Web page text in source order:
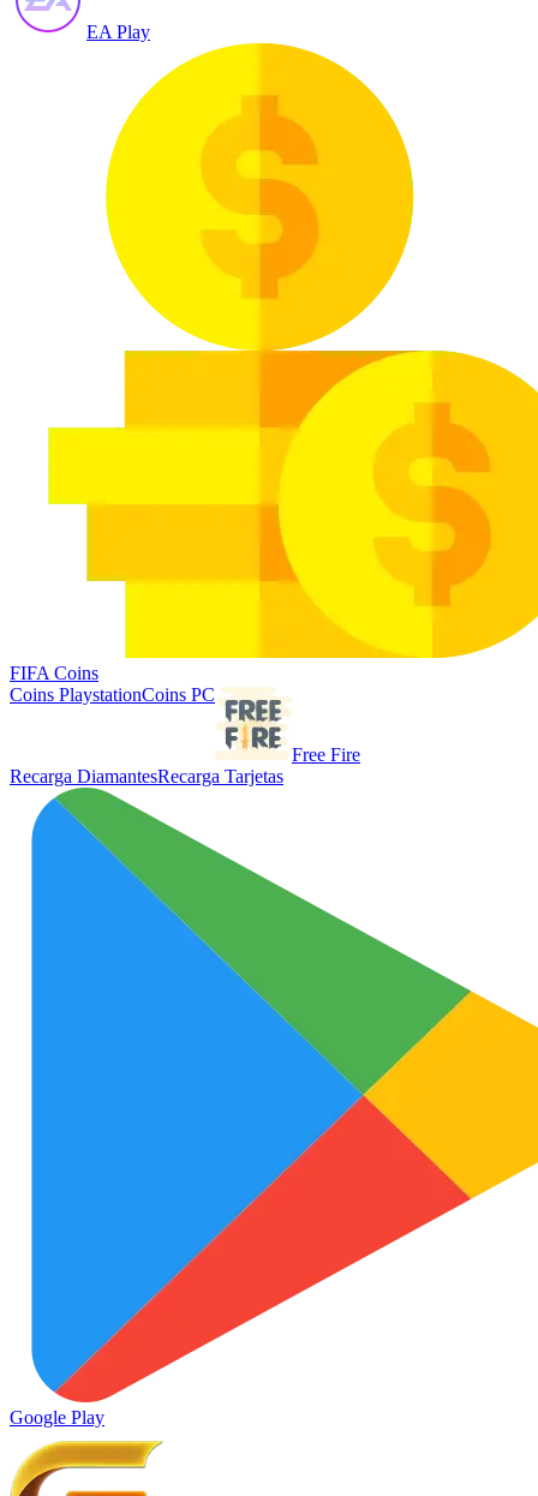
EA Play
FIFA Coins
Coins PlaystationCoins PC
Free Fire
Recarga DiamantesRecarga Tarjetas
Google Play